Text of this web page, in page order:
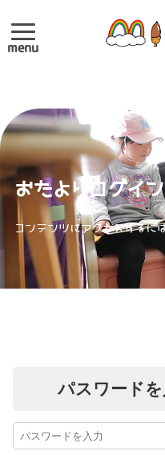
menu
おたよりログイン
コンテンツにアクセスするに
パスワード